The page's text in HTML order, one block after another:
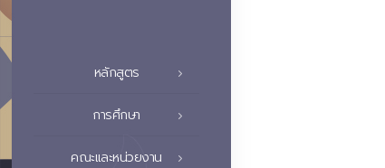
หลักสูตร
การศึกษา
คณะและหน่วยงาน